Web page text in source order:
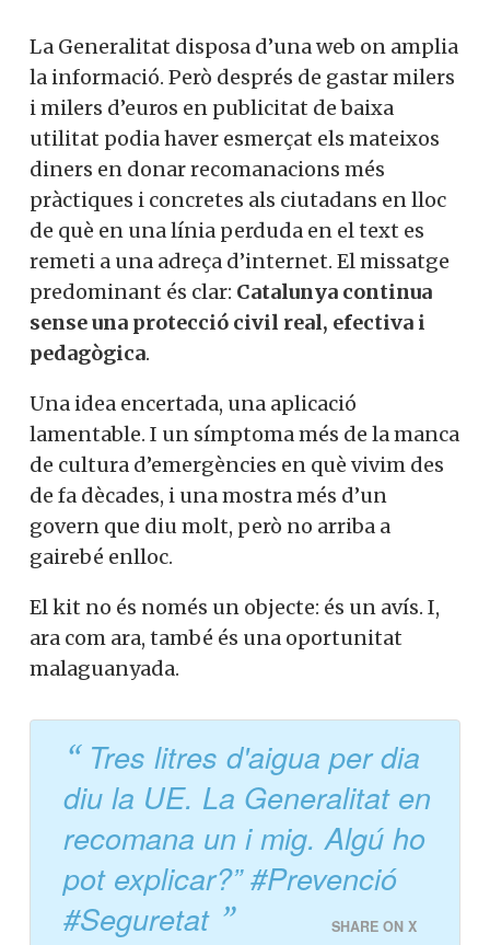
La Generalitat disposa d’una web on amplia
la informació. Però després de gastar milers
i milers d’euros en publicitat de baixa
utilitat podia haver esmerçat els mateixos
diners en donar recomanacions més
pràctiques i concretes als ciutadans en lloc
de què en una línia perduda en el text es
remeti a una adreça d’internet. El missatge
predominant és clar: Catalunya continua
sense una protecció civil real, efectiva i
pedagògica.
Una idea encertada, una aplicació
lamentable. I un símptoma més de la manca
de cultura d’emergències en què vivim des
de fa dècades, i una mostra més d’un
govern que diu molt, però no arriba a
gairebé enlloc.
El kit no és només un objecte: és un avís. I,
ara com ara, també és una oportunitat
malaguanyada.
Tres litres d'aigua per dia
diu la UE. La Generalitat en
recomana un i mig. Algú ho
pot explicar?” #Prevenció
#Seguretat
SHARE ON X